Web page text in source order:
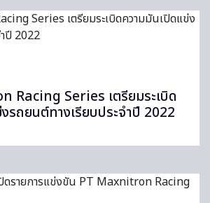
Racing Series เตรียมระเบิด
รถยนต์ทางเรียบประจำปี 2022